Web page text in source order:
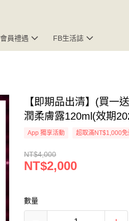
會員禮遇 FB生活誌
【即期品出清】(買一
潤柔膚露120ml(效期
App 獨享活動 超取滿NT$1,000免
NT$4,000
NT$2,000
數量